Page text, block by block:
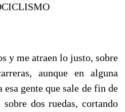
y me atraen lo justo, sobre
aunque en alguna
gente que sale de fin de
dos ruedas, cortando